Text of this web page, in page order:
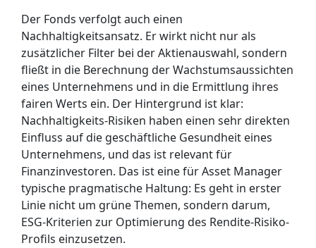
Der Fonds verfolgt auch einen
Nachhaltigkeitsansatz. Er wirkt nicht nur als
zusätzlicher Filter bei der Aktienauswahl, sondern
fließt in die Berechnung der Wachstumsaussichten
eines Unternehmens und in die Ermittlung ihres
fairen Werts ein. Der Hintergrund ist klar:
Nachhaltigkeits-Risiken haben einen sehr direkten
Einfluss auf die geschäftliche Gesundheit eines
Unternehmens, und das ist relevant für
Finanzinvestoren. Das ist eine für Asset Manager
typische pragmatische Haltung: Es geht in erster
Linie nicht um grüne Themen, sondern darum,
ESG-Kriterien zur Optimierung des Rendite-Risiko-
Profils einzusetzen.